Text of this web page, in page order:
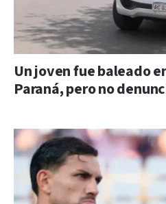
Un joven fue baleado
Paraná, pero no